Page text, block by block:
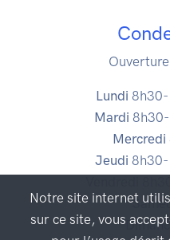
Notre site internet
sur ce site, vous
Lundi
Mardi
Mercredi
Jeudi